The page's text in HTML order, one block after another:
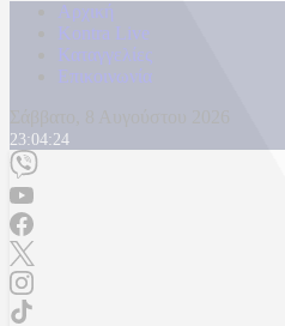
Αρχική
Kontra Live
Καταγγελίες
Επικοινωνία
23:04:26